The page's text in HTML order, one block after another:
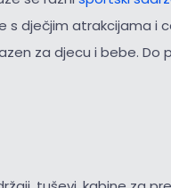
s dječjim atrakcijama i
za djecu i bebe. Do